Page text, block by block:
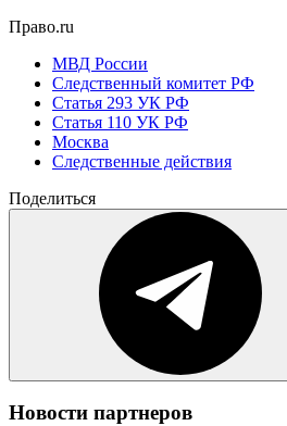
Право.ru
МВД России
Следственный комитет РФ
Статья 293 УК РФ
Статья 110 УК РФ
Москва
Следственные действия
Поделиться
Новости партнеров